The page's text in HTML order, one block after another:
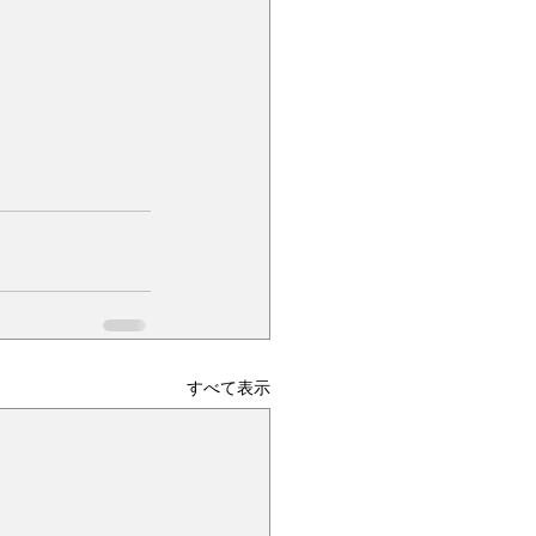
すべて表示